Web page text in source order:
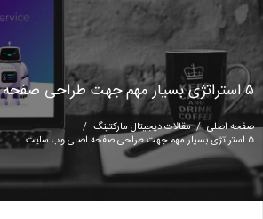
۵ استراتژی بسیار مهم جهت طراحی صفحه اصلی وب سایت
صفحه اصلی / مقالات دیجیتال مارکتینگ /
۵ استراتژی بسیار مهم جهت طراحی صفحه اصلی وب سایت